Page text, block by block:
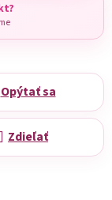
Opýtať sa
Zdieľať